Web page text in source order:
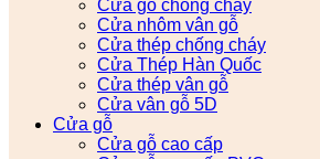
Cửa gỗ chống cháy
Cửa nhôm vân gỗ
Cửa thép chống cháy
Cửa Thép Hàn Quốc
Cửa thép vân gỗ
Cửa vân gỗ 5D
Cửa gỗ
Cửa gỗ cao cấp